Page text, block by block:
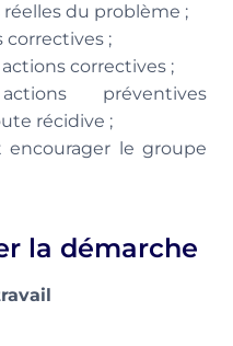
du problème ;
correctives ;
correctives ;
préventives
récidive ;
le groupe
la démarche